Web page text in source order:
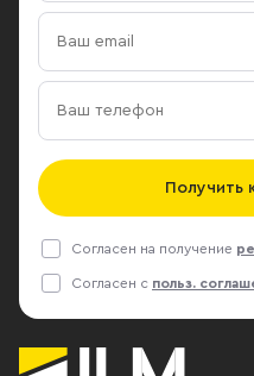
Получить
Согласен на получение
Согласен с польз.